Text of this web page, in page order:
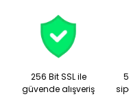
256 Bit SSL ile
güvende alışveriş